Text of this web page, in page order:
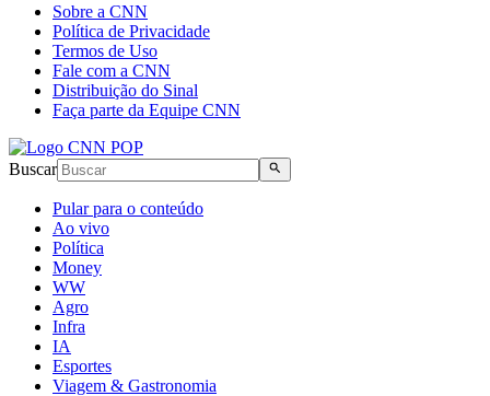
Sobre a CNN
Política de Privacidade
Termos de Uso
Fale com a CNN
Distribuição do Sinal
Faça parte da Equipe CNN
Buscar
Pular para o conteúdo
Ao vivo
Política
Money
WW
Agro
Infra
IA
Esportes
Viagem & Gastronomia